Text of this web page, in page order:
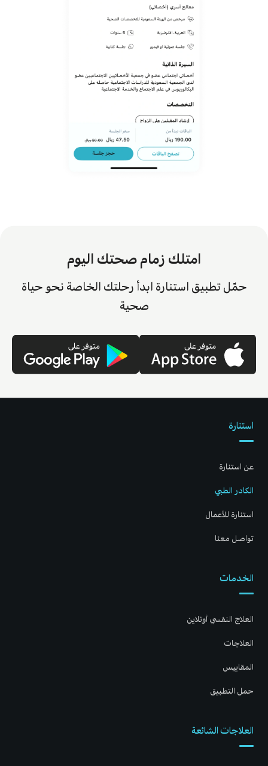
امتلك زمام صحتك اليوم
حمّل تطبيق استنارة ابدأ رحلتك الخاصة نحو حياة
صحية
استنارة
عن استنارة
الكادر الطبي
استنارة للأعمال
تواصل معنا
الخدمات
العلاج النفسي أونلاين
العلاجات
المقاييس
حمل التطبيق
العلاجات الشائعة